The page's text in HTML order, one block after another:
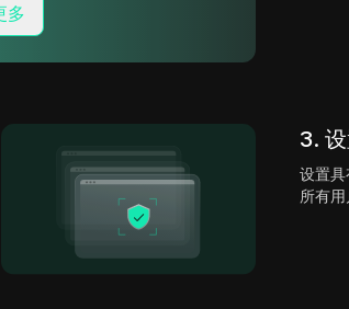
多
3.
设置
所有